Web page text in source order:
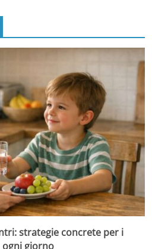
strategie concrete per i
ogni giorno